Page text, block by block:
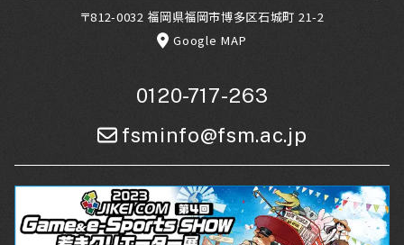
〒812-0032 福岡県福岡市博多区石城町 21-2
Google MAP
0120-717-263
fsminfo@fsm.ac.jp